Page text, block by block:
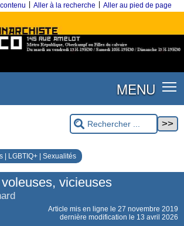
Aller à la recherche Aller au pied de page
MENU
| LGBTIQ+ | Sexualités
vicieuses
Article mis en ligne le 27 novembre 2019
dernière modification le 13 avril 2026